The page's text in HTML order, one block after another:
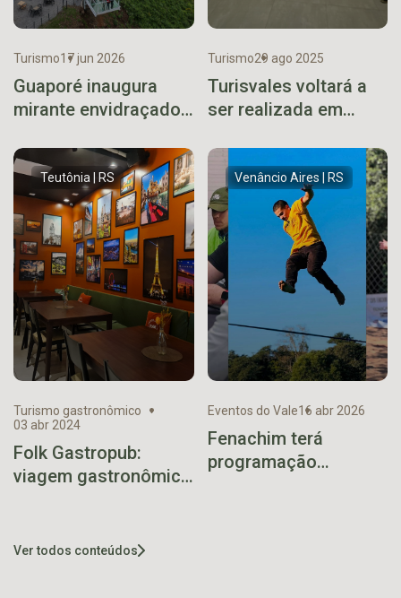
Turismo17 jun 2026
Guaporé inaugura
mirante envidraçado
Turismo29 ago 2025
Turisvales voltará a
ser realizada em
Teutônia | RS
Turismo gastronômico
03 abr 2024
Folk Gastropub:
viagem gastronômica
Venâncio Aires | RS
Eventos do Vale16 abr 2026
Fenachim terá
programação
Ver todos conteúdos